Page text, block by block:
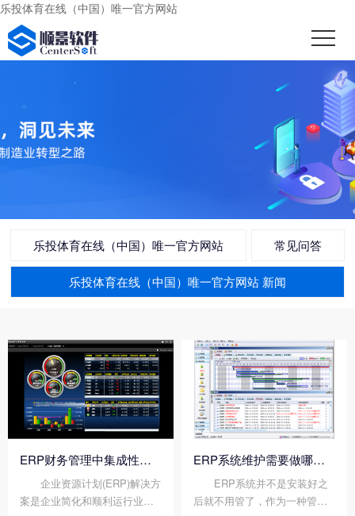
乐投体育在线（中国）唯一官方网站
乐投体育在线（中国）唯一官方网站 常见问答
乐投体育在线（中国）唯一官方网站 新闻
ERP财务管理中集成性的重要性
企业资源计划(ERP)解决方
案是企业简化和顺利运行业务
ERP系统维护需要做哪些工作?
ERP系统并不是安装好之
后就不用管了，作为一种管理